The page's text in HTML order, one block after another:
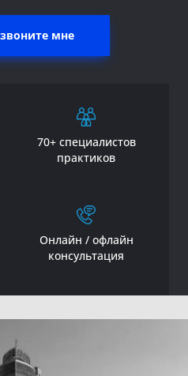
мне
70+ специалистов
практиков
Онлайн / офлайн
консультация